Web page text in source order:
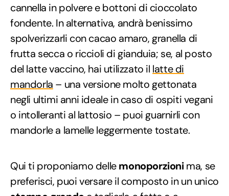
cannella in polvere e bottoni di cioccolato
fondente. In alternativa, andrà benissimo
spolverizzarli con cacao amaro, granella di
frutta secca o riccioli di gianduia; se, al posto
del latte vaccino, hai utilizzato il latte di
mandorla – una versione molto gettonata
negli ultimi anni ideale in caso di ospiti vegani
o intolleranti al lattosio – puoi guarnirli con
mandorle a lamelle leggermente tostate.
Qui ti proponiamo dellemonoporzionima, se
preferisci, puoi versare il composto in un unico